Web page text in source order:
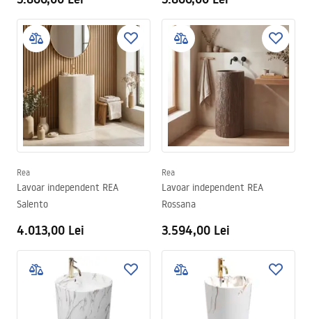
Rea
Lavoar independent REA
Salento
4.013,00 Lei
Rea
Lavoar independent REA
Rossana
3.594,00 Lei